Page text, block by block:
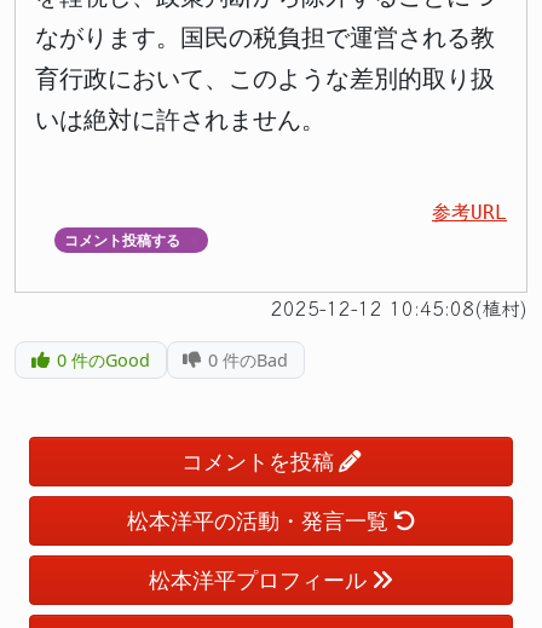
ながります。国民の税負担で運営される教
育行政において、このような差別的取り扱
いは絶対に許されません。
参考URL
コメント投稿する
2025-12-12 10:45:08(植村)
0件のGood 0 件のBad
コメントを投稿
松本洋平の活動・発言一覧
松本洋平プロフィール